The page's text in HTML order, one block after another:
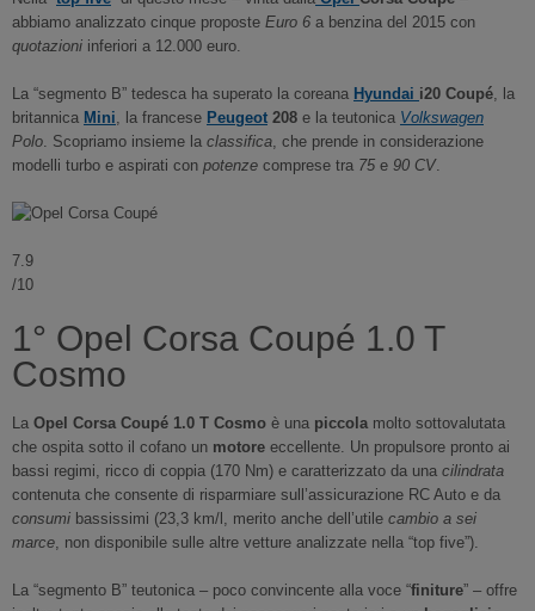
abbiamo analizzato cinque proposte Euro 6 a benzina del 2015 con
quotazioni inferiori a 12.000 euro.
La “segmento B” tedesca ha superato la coreana Hyundai i20 Coupé, la
britannica Mini, la francese Peugeot 208 e la teutonica Volkswagen
Polo. Scopriamo insieme la classifica, che prende in considerazione
modelli turbo e aspirati con potenze comprese tra 75 e 90 CV.
7.9
/10
1° Opel Corsa Coupé 1.0 T
Cosmo
La Opel Corsa Coupé 1.0 T Cosmo è una piccola molto sottovalutata
che ospita sotto il cofano un motore eccellente. Un propulsore pronto ai
bassi regimi, ricco di coppia (170 Nm) e caratterizzato da una cilindrata
contenuta che consente di risparmiare sull’assicurazione RC Auto e da
consumi bassissimi (23,3 km/l, merito anche dell’utile cambio a sei
marce, non disponibile sulle altre vetture analizzate nella “top five”).
La “segmento B” teutonica – poco convincente alla voce “finiture” – offre